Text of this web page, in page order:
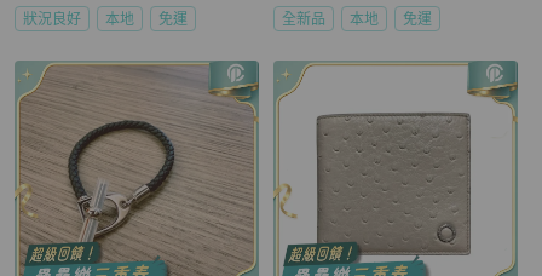
狀況良好 本地 免運 全新品 本地 免運